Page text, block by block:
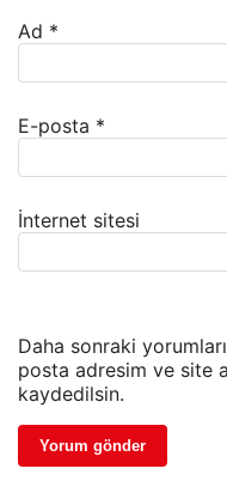
Ad *
E-posta *
İnternet sitesi
Daha sonraki
posta adresim ve site
kaydedilsin.